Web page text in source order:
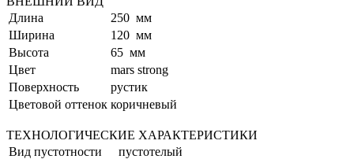
Длина
250 мм
Ширина
120 мм
Высота
65 мм
Цвет
mars strong
Поверхность
рустик
Цветовой оттенок коричневый
ТЕХНОЛОГИЧЕСКИЕ ХАРАКТЕРИСТИКИ
Вид пустотности
пустотелый